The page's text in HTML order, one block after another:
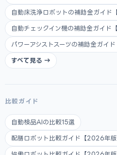
自動床洗浄ロボットの補助金ガイド
自動チェックイン機の補助金ガイド
パワーアシストスーツの補助金ガイ
すべて見る →
比較ガイド
自動検品AIの比較15選
配膳ロボット比較ガイド【2026年